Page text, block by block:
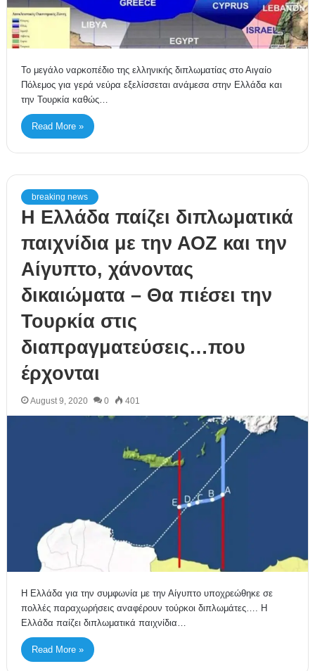
Το μεγάλο ναρκοπέδιο της ελληνικής διπλωματίας στο Αιγαίο
Πόλεμος για γερά νεύρα εξελίσσεται ανάμεσα στην Ελλάδα και
την Τουρκία καθώς…
Read More »
breaking news
Η Ελλάδα παίζει διπλωματικά
παιχνίδια με την ΑΟΖ και την
Αίγυπτο, χάνοντας
δικαιώματα – Θα πιέσει την
Τουρκία στις
διαπραγματεύσεις…που
έρχονται
August 9, 2020 0 401
H Ελλάδα για την συμφωνία με την Αίγυπτο υποχρεώθηκε σε
πολλές παραχωρήσεις αναφέρουν τούρκοι διπλωμάτες…. Η
Ελλάδα παίζει διπλωματικά παιχνίδια…
Read More »